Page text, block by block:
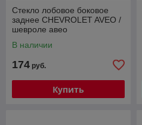
Стекло лобовое боковое
заднее CHEVROLET AVEO /
шевроле авео
В наличии
174 руб.
Купить